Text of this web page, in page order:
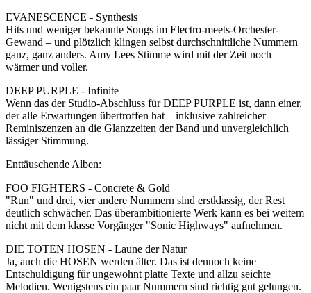
EVANESCENCE - Synthesis
Hits und weniger bekannte Songs im Electro-meets-Orchester-
Gewand – und plötzlich klingen selbst durchschnittliche Nummern
ganz, ganz anders. Amy Lees Stimme wird mit der Zeit noch
wärmer und voller.
DEEP PURPLE - Infinite
Wenn das der Studio-Abschluss für DEEP PURPLE ist, dann einer,
der alle Erwartungen übertroffen hat – inklusive zahlreicher
Reminiszenzen an die Glanzzeiten der Band und unvergleichlich
lässiger Stimmung.
Enttäuschende Alben:
FOO FIGHTERS - Concrete & Gold
"Run" und drei, vier andere Nummern sind erstklassig, der Rest
deutlich schwächer. Das überambitionierte Werk kann es bei weitem
nicht mit dem klasse Vorgänger "Sonic Highways" aufnehmen.
DIE TOTEN HOSEN - Laune der Natur
Ja, auch die HOSEN werden älter. Das ist dennoch keine
Entschuldigung für ungewohnt platte Texte und allzu seichte
Melodien. Wenigstens ein paar Nummern sind richtig gut gelungen.